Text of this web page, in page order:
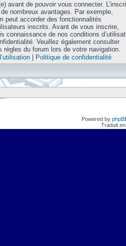
avant de pouvoir vous connecter.
nombreux avantages. Par exemple,
peut accorder des fonctionnalités
inscrits. Avant de vous inscrire,
connaissance de nos conditions
Veuillez également consulter
règles du forum lors de votre navigation.
| Politique de confidentialité
Powered by
Traduit